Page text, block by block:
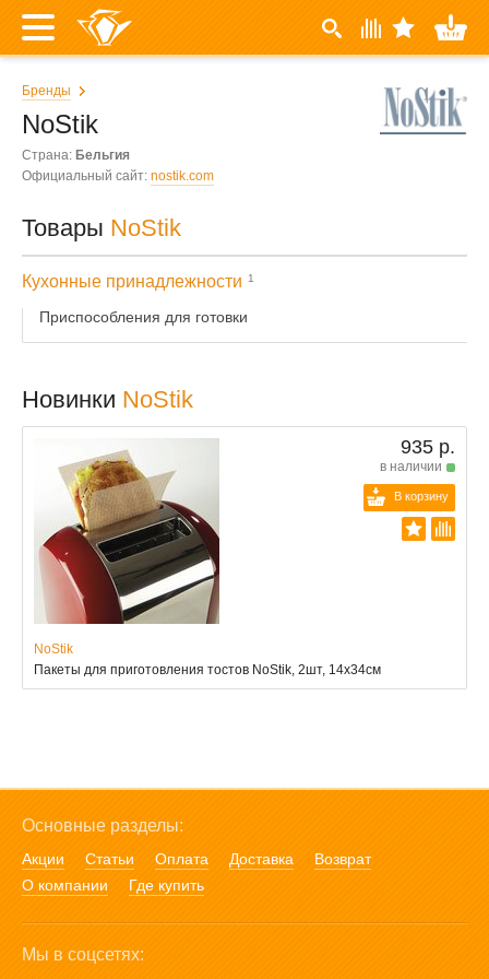
Бренды
NoStik
Страна: Бельгия
Официальный сайт: nostik.com
Товары NoStik
Кухонные принадлежности 1
Приспособления для готовки
Новинки NoStik
935 р.
в наличии
В корзину
NoStik
Пакеты для приготовления тостов NoStik, 2шт, 14x34см
Основные разделы:
Акции Статьи Оплата Доставка
Возврат
О компании
Где купить
Мы в соцсетях: